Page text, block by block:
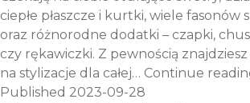
ciepłe płaszcze i kurtki, wiele fasonów
oraz różnorodne dodatki – czapki,
czy rękawiczki. Z pewnością znajdziesz
na stylizacje dla całej… Continue
Published 2023-09-28